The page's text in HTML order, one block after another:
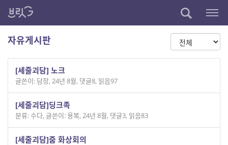
자유게시판
[세줄괴담] 노크
글쓴이: 담장, 24년 8월, 댓글8, 읽음97
[세줄괴담]딩크족
분류: 수다, 글쓴이: 용복, 24년 8월, 댓글3, 읽음83
[세줄괴담]줌 화상회의